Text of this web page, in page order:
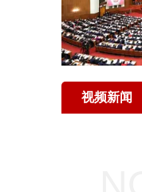
视频新闻